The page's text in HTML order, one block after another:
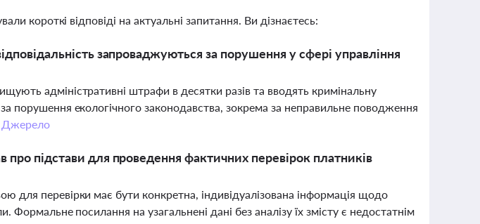
короткі відповіді на актуальні запитання. Ви дізнаєтесь:
запроваджуються за порушення у сфері управління
адміністративні штрафи в десятки разів та вводять кримінальну
порушення екологічного законодавства, зокрема за неправильне поводження
Джерело
підстави для проведення фактичних перевірок платників
для перевірки має бути конкретна, індивідуалізована інформація щодо
Формальне посилання на узагальнені дані без аналізу їх змісту є недостатнім